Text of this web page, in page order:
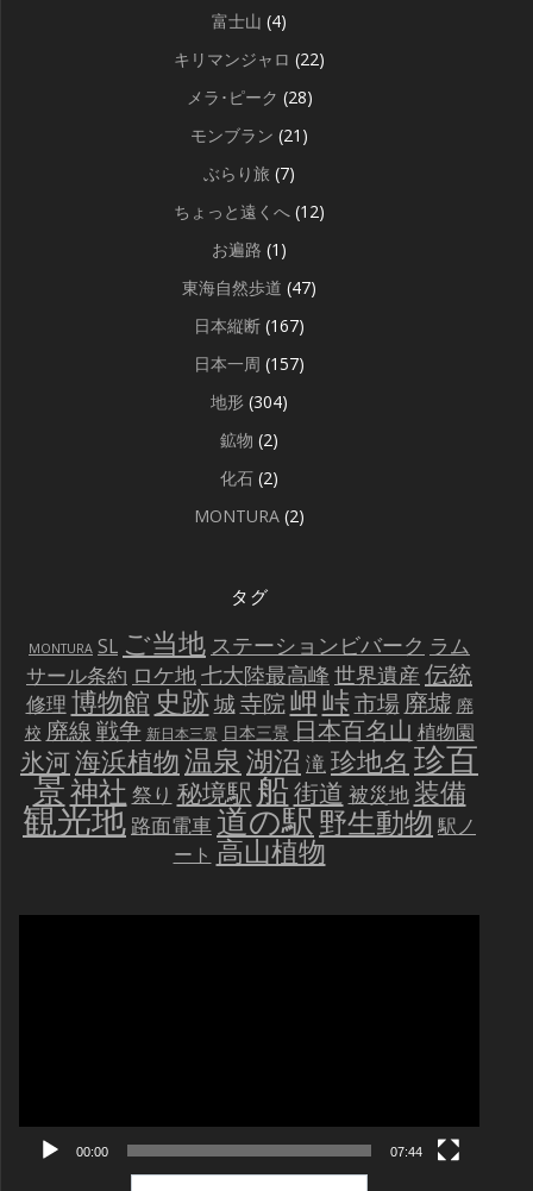
富士山 (4)
キリマンジャロ (22)
メラ･ピーク (28)
モンブラン (21)
ぶらり旅 (7)
ちょっと遠くへ (12)
お遍路 (1)
東海自然歩道 (47)
日本縦断 (167)
日本一周 (157)
地形 (304)
鉱物 (2)
化石 (2)
MONTURA (2)
タグ
MONTURA SL ご当地 ステーションビバーク ラム
サール条約 ロケ地七大陸最高峰 世界遺産 伝統
修理 博物館 史跡城寺院岬峠市場 廃墟 廃
校 廃線戦争 新日本三景 日本三景 日本百名山 植物園
氷河海浜植物温泉湖沼 滝珍地名 珍百
景神社 祭り 秘境駅船街道 被災地 装備
観光地 路面電車道の駅野生動物 駅ノ
ート 高山植物
00:00 07:44